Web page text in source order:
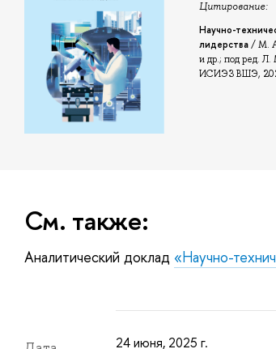
Цитирование:
Научно-
лидерства/ М. А.
и др.; под ред.
ИСИЭЗ ВШЭ,
См. также:
Аналитический доклад «Научно-
24 июня, 2025 г.